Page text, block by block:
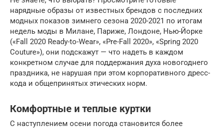
нарядные образы от известных брендов с последних
модных показов зимнего сезона 2020-2021 по итогам
недель моды в Милане, Париже, Лондоне, Нью-Йорке
(«Fall 2020 Ready-to-Wear», «Pre-Fall 2020», «Spring 2020
Couture»), они подскажут — что надеть в каждом
конкретном случае для поддержания духа новогоднего
праздника, не нарушая при этом корпоративного дресс-
кода и общепринятых этических норм.
Комфортные и теплые куртки
С наступлением осени погода становится более